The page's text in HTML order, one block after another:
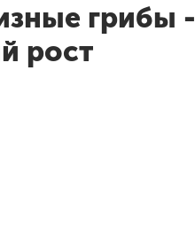
грибы -
рост